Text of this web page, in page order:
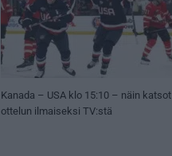
Kanada – USA klo 15:10 – näin katsot
ottelun ilmaiseksi TV:stä